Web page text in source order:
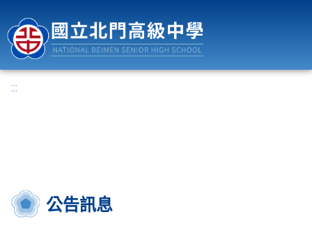
:::
公告訊息